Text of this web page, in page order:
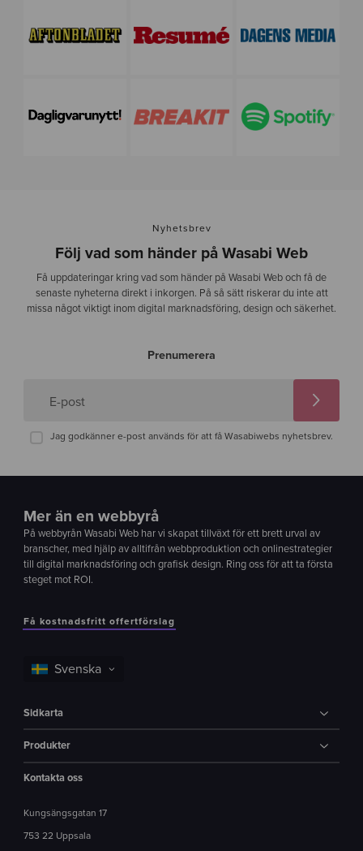
Nyhetsbrev
Följ vad som händer på Wasabi Web
Få uppdateringar kring vad som händer på Wasabi Web och få de
senaste nyheterna direkt i inkorgen. På så sätt riskerar du inte att
missa något viktigt inom digital marknadsföring, design och säkerhet.
Prenumerera
E-post
Jag godkänner e-post används för att få Wasabiwebs nyhetsbrev.
Mer än en webbyrå
På webbyrån Wasabi Web har vi skapat tillväxt för ett brett urval av
branscher, med hjälp av alltifrån webbproduktion och onlinestrategier
till digital marknadsföring och grafisk design. Ring oss för att ta första
steget mot ROI.
Få kostnadsfritt offertförslag
Sidkarta
Produkter
Kontakta oss
Kungsängsgatan 17
753 22 Uppsala